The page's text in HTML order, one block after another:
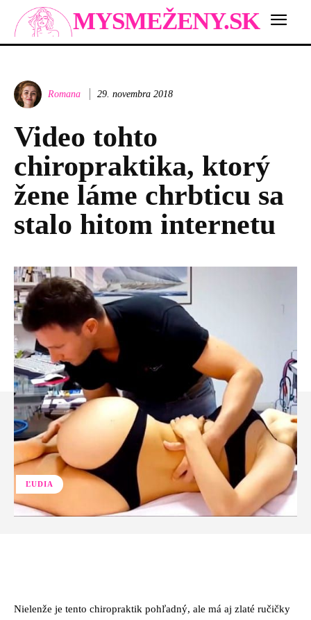
MYSMEŽENY.SK
Romana 29. novembra 2018
Video tohto
chiropraktika, ktorý
žene láme chrbticu sa
stalo hitom internetu
ĽUDIA
Nielenže je tento chiropraktik pohľadný, ale má aj zlaté ručičky